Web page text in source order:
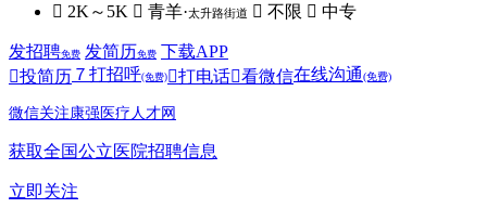
 2K～5K  青羊·太升路街道  不限  中专
发招聘免费 发简历免费 下载APP
投简历 ７ 打招呼(免费) 打电话看微信在线沟通(免费)
微信关注康强医疗人才网
获取全国公立医院招聘信息
立即关注